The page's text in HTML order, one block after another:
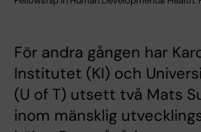
För andra gången har
Institutet (KI) och
(U of T) utsett två Mats
inom mänsklig